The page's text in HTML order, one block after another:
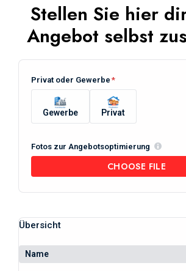
Stellen Sie hier
Angebot selbst
Privat oder Gewerbe *
Gewerbe Privat
Fotos zur Angebotsoptimierung
CHOOSE FILE
Übersicht
Name